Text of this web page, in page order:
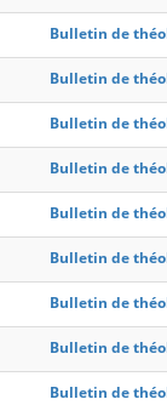
Bulletin de
Bulletin de
Bulletin de
Bulletin de
Bulletin de
Bulletin de
Bulletin de
Bulletin de
Bulletin de